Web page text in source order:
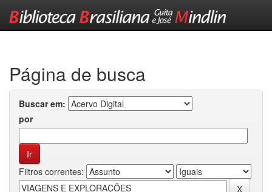
Página de busca
Buscar em:
por
Filtros correntes: